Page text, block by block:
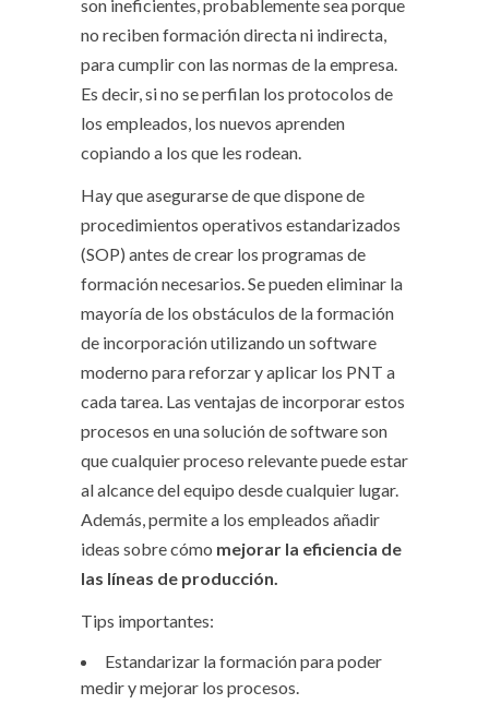
son ineficientes, probablemente sea porque
no reciben formación directa ni indirecta,
para cumplir con las normas de la empresa.
Es decir, si no se perfilan los protocolos de
los empleados, los nuevos aprenden
copiando a los que les rodean.
Hay que asegurarse de que dispone de
procedimientos operativos estandarizados
(SOP) antes de crear los programas de
formación necesarios. Se pueden eliminar la
mayoría de los obstáculos de la formación
de incorporación utilizando un software
moderno para reforzar y aplicar los PNT a
cada tarea. Las ventajas de incorporar estos
procesos en una solución de software son
que cualquier proceso relevante puede estar
al alcance del equipo desde cualquier lugar.
Además, permite a los empleados añadir
ideas sobre cómo mejorar la eficiencia de
las líneas de producción.
Tips importantes:
Estandarizar la formación para poder
medir y mejorar los procesos.